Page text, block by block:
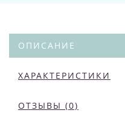
ОПИСАНИЕ
ХАРАКТЕРИСТИКИ
ОТЗЫВЫ (0)